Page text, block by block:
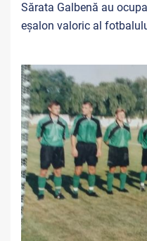
Sărata Galbenă au
eșalon valoric al